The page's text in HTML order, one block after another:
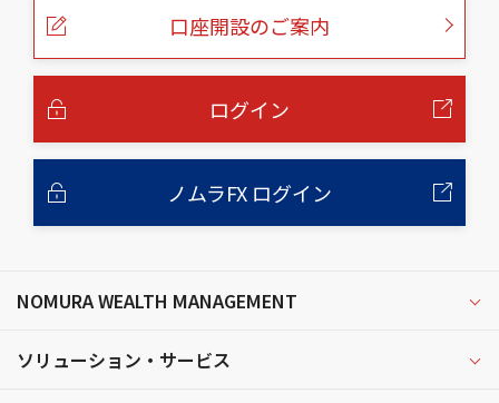
口座開設のご案内
ログイン
ノムラFX ログイン
NOMURA WEALTH MANAGEMENT
ソリューション・サービス